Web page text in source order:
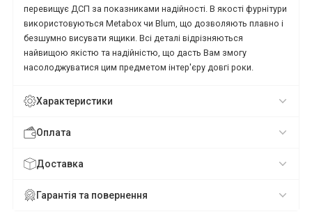
перевищує ДСП за показниками надійності. В якості фурнітури
використовуються Metabox чи Blum, що дозволяють плавно і
безшумно висувати ящики. Всі деталі відрізняються
найвищою якістю та надійністю, що дасть Вам змогу
насолоджуватися цим предметом інтер'єру довгі роки.
Характеристики
Оплата
Доставка
Гарантія та повернення